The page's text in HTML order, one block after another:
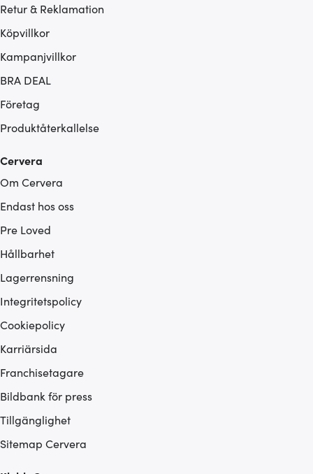
Retur & Reklamation
Köpvillkor
Kampanjvillkor
BRA DEAL
Företag
Produktåterkallelse
Cervera
Om Cervera
Endast hos oss
Pre Loved
Hållbarhet
Lagerrensning
Integritetspolicy
Cookiepolicy
Karriärsida
Franchisetagare
Bildbank för press
Tillgänglighet
Sitemap Cervera